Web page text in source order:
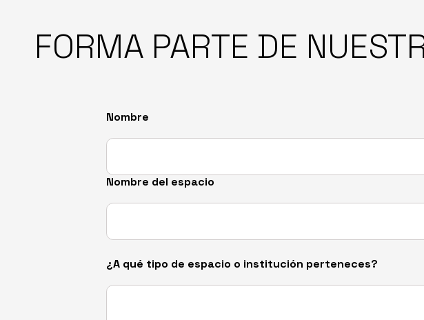
FORMA PARTE DE
Nombre
Por favor, deja este campo vacío.
Nombre del espacio
Por favor, deja este campo vacío.
¿A qué tipo de espacio o institución perteneces?